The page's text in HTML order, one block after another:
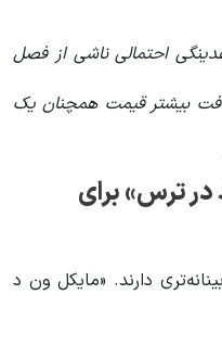
احتمالی ناشی از فصل
افت بیشتر قیمت همچنان یک
ترس» برای
دارند. «مایکل ون د